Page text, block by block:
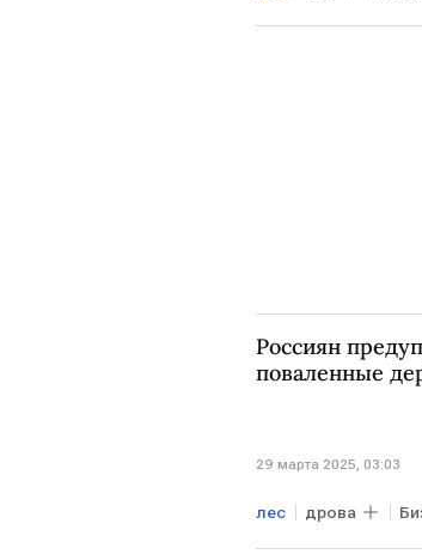
Россиян
поваленные
29 марта 2025, 03:03
лес дрова